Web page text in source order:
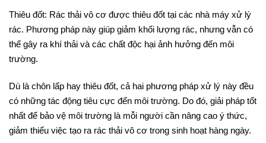
Thiêu đốt: Rác thải vô cơ được thiêu đốt tại các nhà máy xử lý
rác. Phương pháp này giúp giảm khối lượng rác, nhưng vẫn có
thể gây ra khí thải và các chất độc hại ảnh hưởng đến môi
trường.
Dù là chôn lấp hay thiêu đốt, cả hai phương pháp xử lý này đều
có những tác động tiêu cực đến môi trường. Do đó, giải pháp tốt
nhất để bảo vệ môi trường là mỗi người cần nâng cao ý thức,
giảm thiểu việc tạo ra rác thải vô cơ trong sinh hoạt hàng ngày.